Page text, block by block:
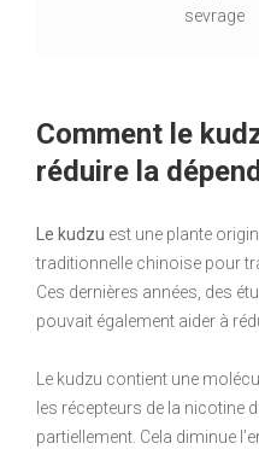
sevrage
Comment le
réduire la
Le kudzu est une plante
traditionnelle chinoise pour
Ces dernières années, des
pouvait également aider à
Le kudzu contient une
les récepteurs de la nicotine
partiellement. Cela diminue